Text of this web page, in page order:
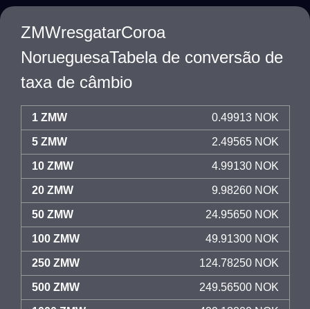
ZMWresgatarCoroa
NorueguesaTabela de conversão de
taxa de câmbio
1 ZMW 0.49913 NOK
5 ZMW 2.49565 NOK
10 ZMW 4.99130 NOK
20 ZMW 9.98260 NOK
50 ZMW 24.95650 NOK
100 ZMW 49.91300 NOK
250 ZMW 124.78250 NOK
500 ZMW 249.56500 NOK